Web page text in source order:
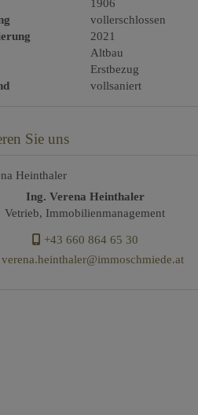
1906
vollerschlossen
2021
Altbau
Erstbezug
vollsaniert
Sie uns
Ing. Verena Heinthaler
Vetrieb, Immobilienmanagement
+43 660 864 65 30